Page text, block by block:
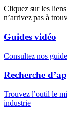
Cliquez sur les
n’arrivez pas à
Guides vidéo
Consultez nos
Recherche
Trouvez l’outil le
industrie